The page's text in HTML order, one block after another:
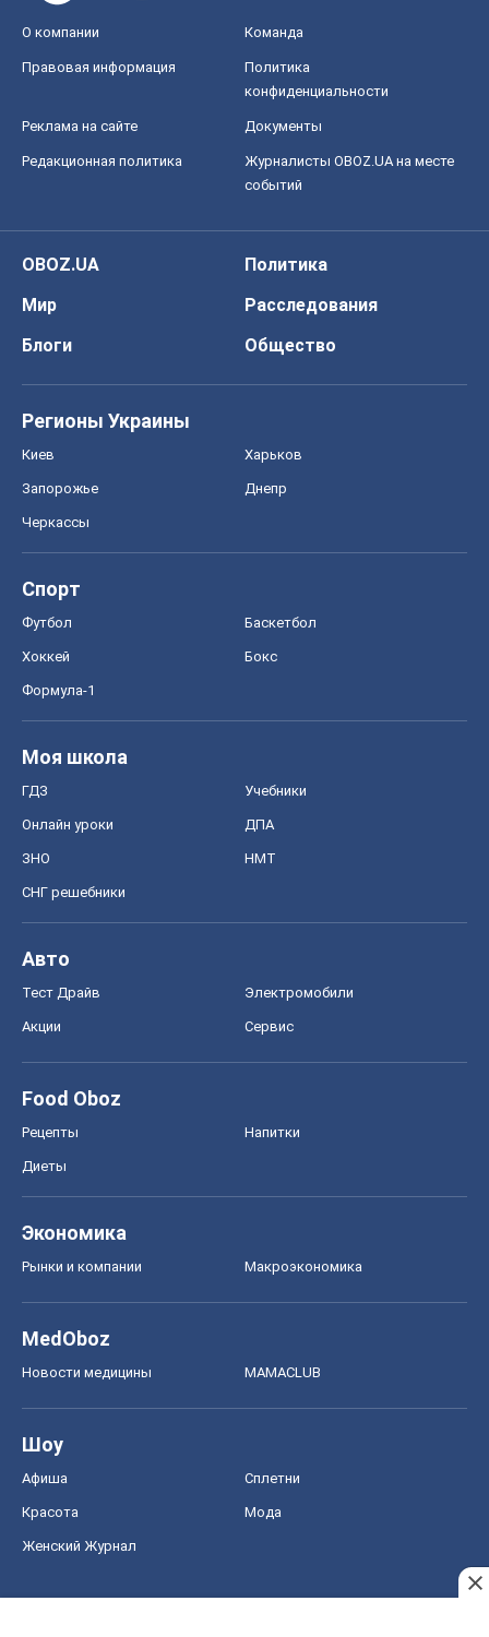
О компании Команда
Правовая информация
Политика
конфиденциальности
Реклама на сайте Документы
Редакционная политика
Журналисты OBOZ.UA на месте
событий
OBOZ.UA
Политика
Мир
Расследования
Блоги
Общество
Регионы Украины
Киев Харьков
Запорожье Днепр
Черкассы
Спорт
Футбол Баскетбол
Хоккей Бокс
Формула-1
Моя школа
ГДЗ Учебники
Онлайн уроки ДПА
ЗНО НМТ
СНГ решебники
Авто
Тест Драйв Электромобили
Акции Сервис
Food Oboz
Рецепты Напитки
Диеты
Экономика
Рынки и компании Mакроэкономика
MedOboz
Новости медицины MAMACLUB
Шоу
Афиша Сплетни
Красота Мода
Женский Журнал